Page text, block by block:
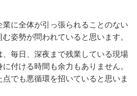
業に全体が引っ張られることのない
姿勢が問われていると思います。
、毎日、深夜まで残業している現場
付ける時間も余力もありません。
でも悪循環を招いていると思いま